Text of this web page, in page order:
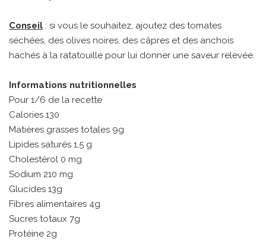
Conseil : si vous le souhaitez, ajoutez des tomates
séchées, des olives noires, des câpres et des anchois
hachés à la ratatouille pour lui donner une saveur relevée.
Informations nutritionnelles
Pour 1/6 de la recette
Calories 130
Matières grasses totales 9g
Lipides saturés 1,5 g
Cholestérol 0 mg
Sodium 210 mg
Glucides 13g
Fibres alimentaires 4g
Sucres totaux 7g
Protéine 2g